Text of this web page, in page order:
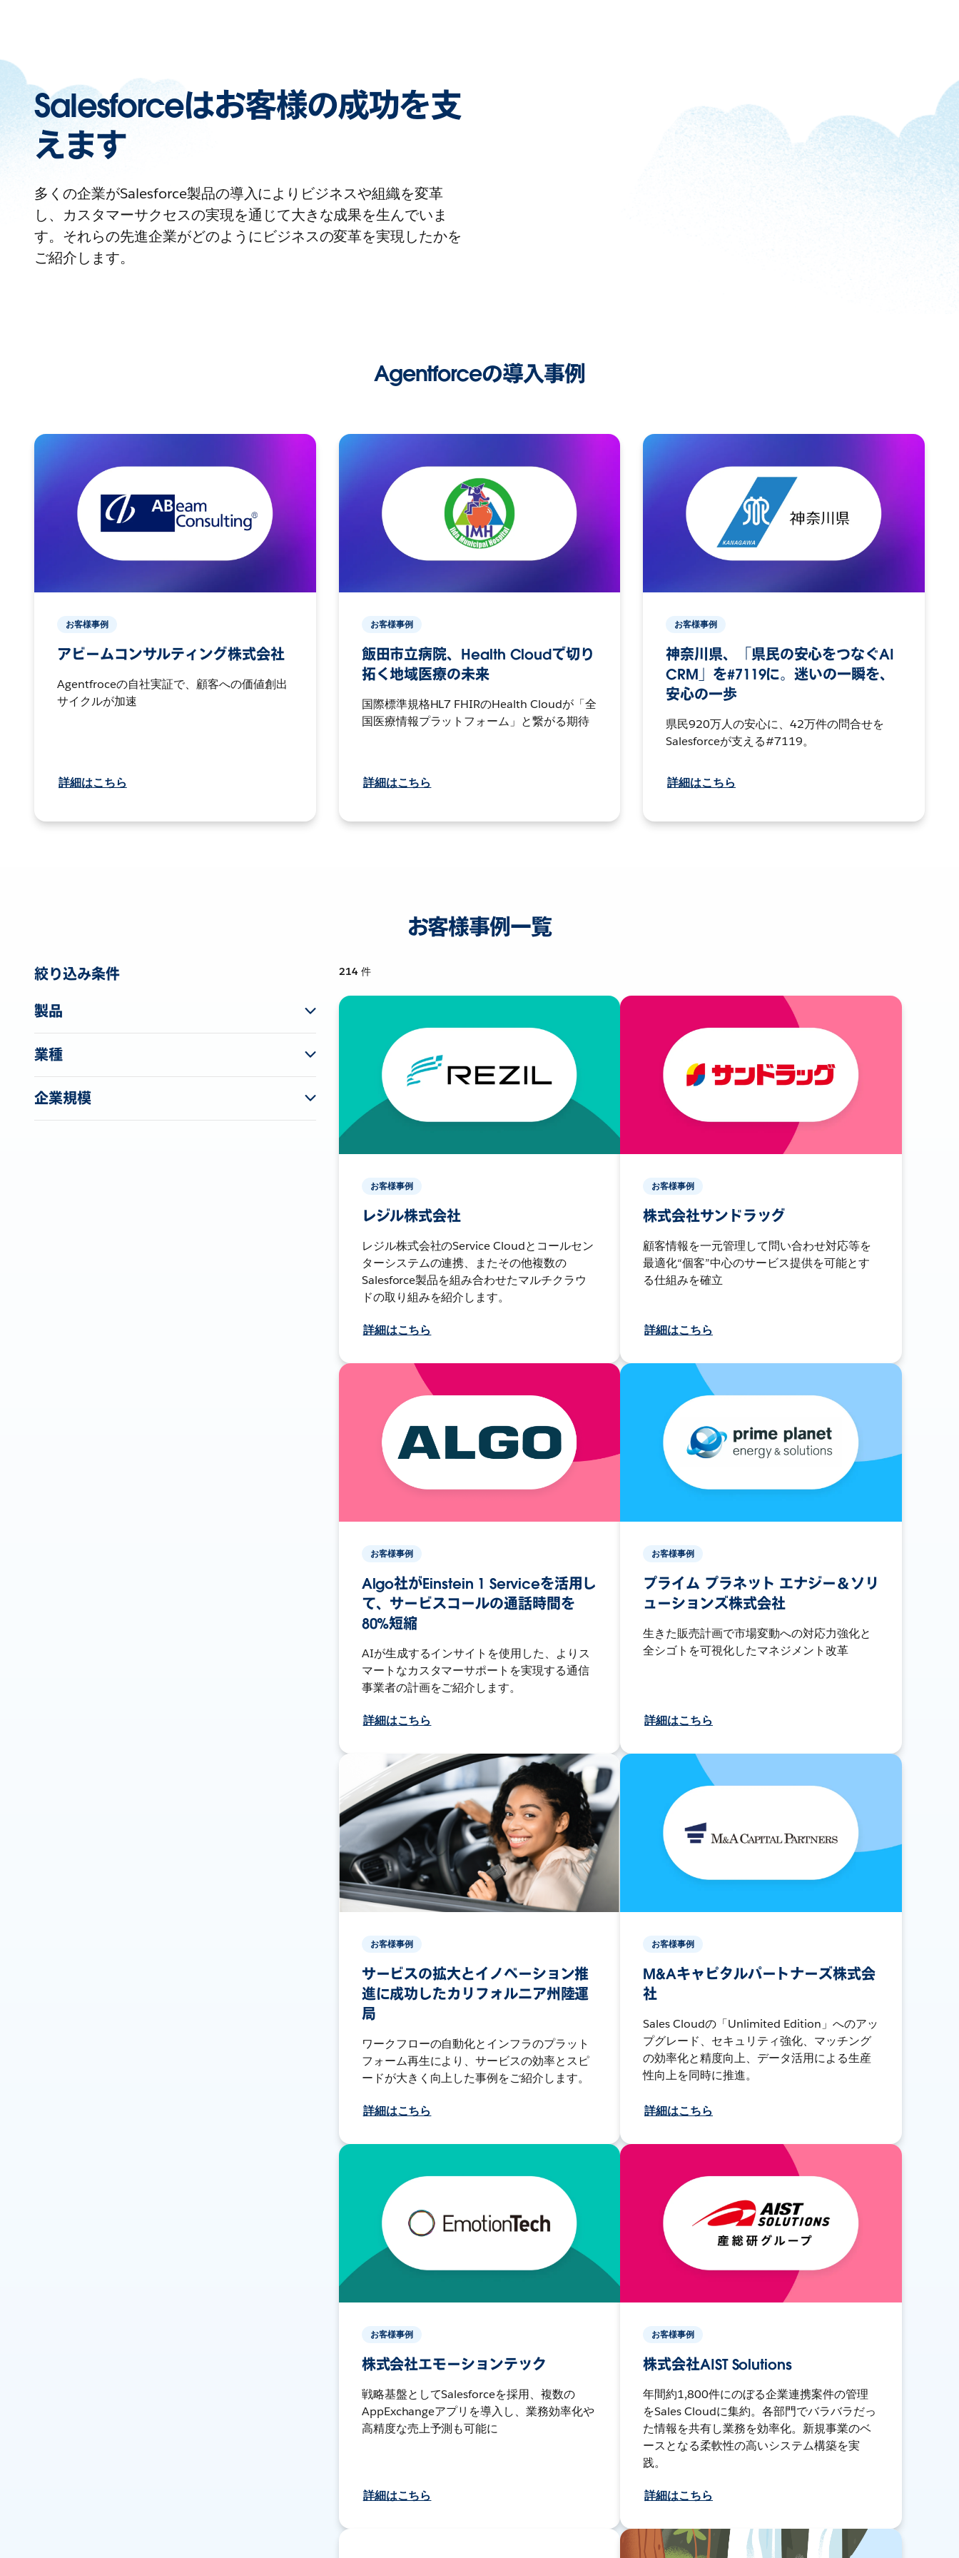
Salesforceはお客様の成功を支
えます
多くの企業がSalesforce製品の導入によりビジネスや組織を変革
し、カスタマーサクセスの実現を通じて大きな成果を生んでいま
す。それらの先進企業がどのようにビジネスの変革を実現したかを
ご紹介します。
Agentforceの導入事例
お客様事例
アビームコンサルティング株式会社
Agentfroceの自社実証で、顧客への価値創出
サイクルが加速
詳細はこちら
お客様事例
飯田市立病院、Health Cloudで切り
拓く地域医療の未来
国際標準規格HL7 FHIRのHealth Cloudが「全
国医療情報プラットフォーム」と繋がる期待
詳細はこちら
お客様事例
神奈川県、「県民の安心をつなぐAI
CRM」を#7119に。迷いの一瞬を、
安心の一歩
県民920万人の安心に、42万件の問合せを
Salesforceが支える#7119。
詳細はこちら
お客様事例一覧
絞り込み条件
製品
業種
企業規模
214 件
お客様事例
レジル株式会社
レジル株式会社のService Cloudとコールセン
ターシステムの連携、またその他複数の
Salesforce製品を組み合わせたマルチクラウ
ドの取り組みを紹介します。
詳細はこちら
お客様事例
株式会社サンドラッグ
顧客情報を一元管理して問い合わせ対応等を
最適化“個客”中心のサービス提供を可能とす
る仕組みを確立
詳細はこちら
お客様事例
Algo社がEinstein 1 Serviceを活用し
て、サービスコールの通話時間を
80%短縮
AIが生成するインサイトを使用した、よりス
マートなカスタマーサポートを実現する通信
事業者の計画をご紹介します。
詳細はこちら
お客様事例
プライム プラネット エナジー＆ソリ
ューションズ株式会社
生きた販売計画で市場変動への対応力強化と
全シゴトを可視化したマネジメント改革
詳細はこちら
お客様事例
サービスの拡大とイノベーション推
進に成功したカリフォルニア州陸運
局
ワークフローの自動化とインフラのプラット
フォーム再生により、サービスの効率とスピ
ードが大きく向上した事例をご紹介します。
詳細はこちら
お客様事例
M&Aキャピタルパートナーズ株式会
社
Sales Cloudの「Unlimited Edition」へのアッ
プグレード、セキュリティ強化、マッチング
の効率化と精度向上、データ活用による生産
性向上を同時に推進。
詳細はこちら
お客様事例
株式会社エモーションテック
戦略基盤としてSalesforceを採用、複数の
AppExchangeアプリを導入し、業務効率化や
高精度な売上予測も可能に
詳細はこちら
お客様事例
株式会社AIST Solutions
年間約1,800件にのぼる企業連携案件の管理
をSales Cloudに集約。各部門でバラバラだっ
た情報を共有し業務を効率化。新規事業のベ
ースとなる柔軟性の高いシステム構築を実
践。
詳細はこちら